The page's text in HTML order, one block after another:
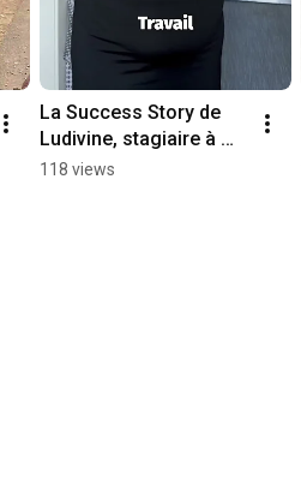
La Success Story de
Ludivine, stagiaire à
l'E2C Haut-Rhin
118 views